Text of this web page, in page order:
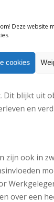
Deze website
cookies
op de
hele
maximaal
blijkt uit
en
zijn ook in
over een